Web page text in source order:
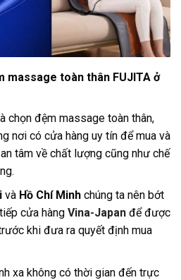
massage toàn thân FUJITA ở
chọn đệm massage toàn thân,
nơi có cửa hàng uy tín để mua và
tâm về chất lượng cũng như chế
.
và Hồ Chí Minh chúng ta nên bớt
cửa hàng Vina-Japan để được
khi đưa ra quyết định mua
xa không có thời gian đến trực